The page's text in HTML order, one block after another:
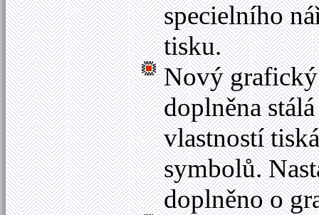
specielního
tisku.
Nový
doplněna
vlastností
symbolů.
doplněno o